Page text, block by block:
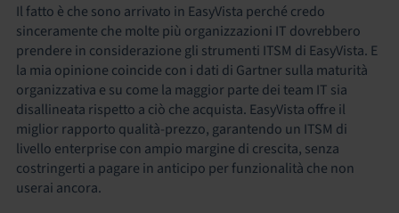
Il fatto è che sono arrivato in EasyVista perché credo
sinceramente che molte più organizzazioni IT dovrebbero
prendere in considerazione gli strumenti ITSM di EasyVista. E
la mia opinione coincide con i dati di Gartner sulla maturità
organizzativa e su come la maggior parte dei team IT sia
disallineata rispetto a ciò che acquista. EasyVista offre il
miglior rapporto qualità-prezzo, garantendo un ITSM di
livello enterprise con ampio margine di crescita, senza
costringerti a pagare in anticipo per funzionalità che non
userai ancora.